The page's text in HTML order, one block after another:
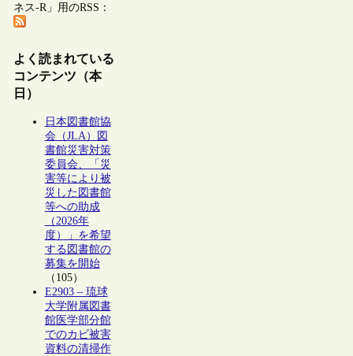
ネス-R」用のRSS：
よく読まれている
コンテンツ（本
日）
日本図書館協
会（JLA）図
書館災害対策
委員会、「災
害等により被
災した図書館
等への助成
（2026年
度）」を希望
する図書館の
募集を開始
（105）
E2903 – 琉球
大学附属図書
館医学部分館
でのカビ被害
資料の清掃作